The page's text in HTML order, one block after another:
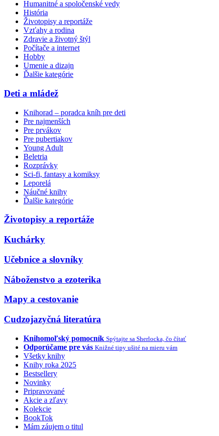
Humanitné a spoločenské vedy
História
Životopisy a reportáže
Vzťahy a rodina
Zdravie a životný štýl
Počítače a internet
Hobby
Umenie a dizajn
Ďalšie kategórie
Deti a mládež
Knihorad – poradca kníh pre deti
Pre najmenších
Pre prvákov
Pre pubertiakov
Young Adult
Beletria
Rozprávky
Sci-fi, fantasy a komiksy
Leporelá
Náučné knihy
Ďalšie kategórie
Životopisy a reportáže
Kuchárky
Učebnice a slovníky
Náboženstvo a ezoterika
Mapy a cestovanie
Cudzojazyčná literatúra
Knihomoľský pomocník Spýtajte sa Sherlocka, čo čítať
Odporúčame pre vás Knižné tipy ušité na mieru vám
Všetky knihy
Knihy roka 2025
Bestsellery
Novinky
Pripravované
Akcie a zľavy
Kolekcie
BookTok
Mám záujem o titul